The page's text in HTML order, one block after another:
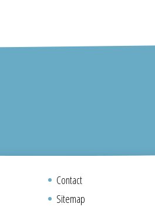
Contact
Sitemap